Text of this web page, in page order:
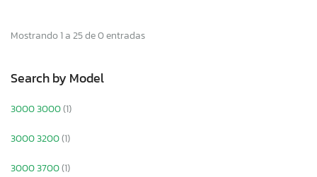
Mostrando 1 a 25 de 0 entradas
Search by Model
3000 3000(1)
3000 3200(1)
3000 3700(1)